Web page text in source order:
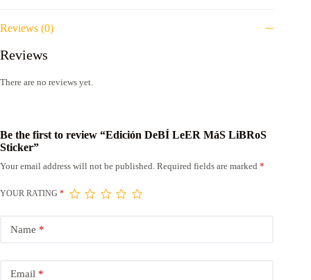
Reviews (0)
Reviews
There are no reviews yet.
Be the first to review “Edición DeBÍ LeER MáS LiBRoS
Sticker”
Your email address will not be published. Required fields are marked *
YOUR RATING *
Name *
Email *